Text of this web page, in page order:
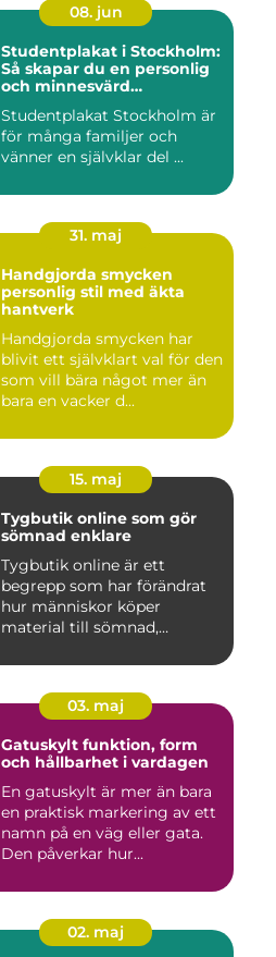
08. jun
Studentplakat i Stockholm:
Så skapar du en personlig
och minnesvärd
Studentplakat Stockholm är
för många familjer och
vänner en självklar del ...
31. maj
Handgjorda smycken
personlig stil med äkta
hantverk
Handgjorda smycken har
blivit ett självklart val för den
som vill bära något mer än
bara en vacker d...
15. maj
Tygbutik online som gör
sömnad enklare
Tygbutik online är ett
begrepp som har förändrat
hur människor köper
material till sömnad,
03. maj
Gatuskylt funktion, form
och hållbarhet i vardagen
En gatuskylt är mer än bara
en praktisk markering av ett
namn på en väg eller gata.
Den påverkar hur...
02. maj